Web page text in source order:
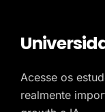
Acesse os
realmente